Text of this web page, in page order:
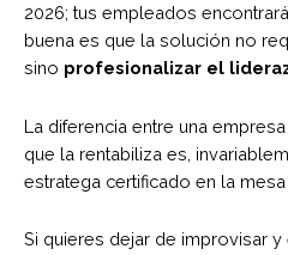
2026; tus empleados
buena es que la solución no
sino profesionalizar el
La diferencia entre una
que la rentabiliza es,
estratega certificado en la
Si quieres dejar de improvisar